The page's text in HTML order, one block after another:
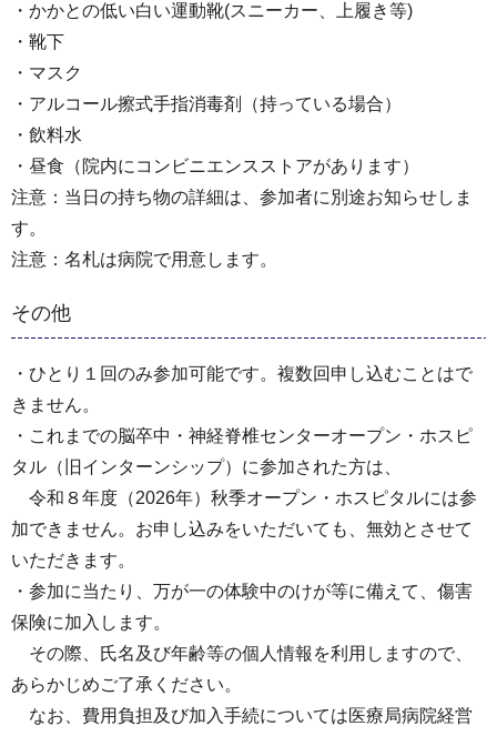
・かかとの低い白い運動靴(スニーカー、上履き等)
・靴下
・マスク
・アルコール擦式手指消毒剤（持っている場合）
・飲料水
・昼食（院内にコンビニエンスストアがあります）
注意：当日の持ち物の詳細は、参加者に別途お知らせしま
す。
注意：名札は病院で用意します。
その他
・ひとり１回のみ参加可能です。複数回申し込むことはで
きません。
・これまでの脳卒中・神経脊椎センターオープン・ホスピ
タル（旧インターンシップ）に参加された方は、
令和８年度（2026年）秋季オープン・ホスピタルには参
加できません。お申し込みをいただいても、無効とさせて
いただきます。
・参加に当たり、万が一の体験中のけが等に備えて、傷害
保険に加入します。
その際、氏名及び年齢等の個人情報を利用しますので、
あらかじめご了承ください。
なお、費用負担及び加入手続については医療局病院経営